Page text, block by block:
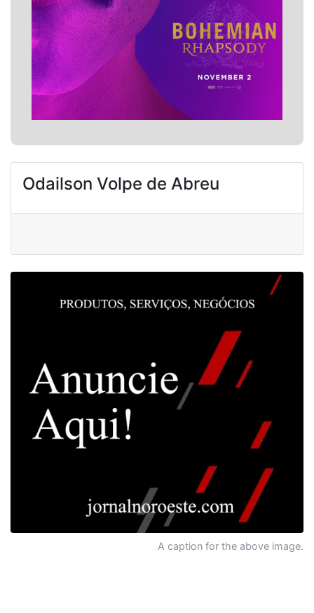
Odailson Volpe de Abreu
A caption for the above image.